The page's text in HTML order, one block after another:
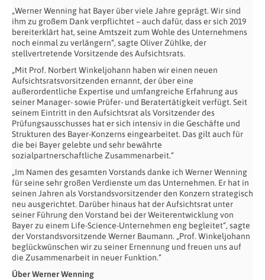
„Werner Wenning hat Bayer über viele Jahre geprägt. Wir sind
ihm zu großem Dank verpflichtet – auch dafür, dass er sich 2019
bereiterklärt hat, seine Amtszeit zum Wohle des Unternehmens
noch einmal zu verlängern“, sagte Oliver Zühlke, der
stellvertretende Vorsitzende des Aufsichtsrats.
„Mit Prof. Norbert Winkeljohann haben wir einen neuen
Aufsichtsratsvorsitzenden ernannt, der über eine
außerordentliche Expertise und umfangreiche Erfahrung aus
seiner Manager- sowie Prüfer- und Beratertätigkeit verfügt. Seit
seinem Eintritt in den Aufsichtsrat als Vorsitzender des
Prüfungsausschusses hat er sich intensiv in die Geschäfte und
Strukturen des Bayer-Konzerns eingearbeitet. Das gilt auch für
die bei Bayer gelebte und sehr bewährte
sozialpartnerschaftliche Zusammenarbeit.“
„Im Namen des gesamten Vorstands danke ich Werner Wenning
für seine sehr großen Verdienste um das Unternehmen. Er hat in
seinen Jahren als Vorstandsvorsitzender den Konzern strategisch
neu ausgerichtet. Darüber hinaus hat der Aufsichtsrat unter
seiner Führung den Vorstand bei der Weiterentwicklung von
Bayer zu einem Life-Science-Unternehmen eng begleitet“, sagte
der Vorstandsvorsitzende Werner Baumann. „Prof. Winkeljohann
beglückwünschen wir zu seiner Ernennung und freuen uns auf
die Zusammenarbeit in neuer Funktion.“
Über Werner Wenning